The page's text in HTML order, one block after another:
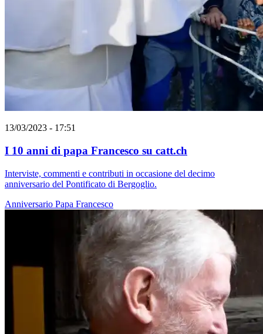
13/03/2023 - 17:51
I 10 anni di papa Francesco su catt.ch
Interviste, commenti e contributi in occasione del decimo
anniversario del Pontificato di Bergoglio.
Anniversario Papa Francesco